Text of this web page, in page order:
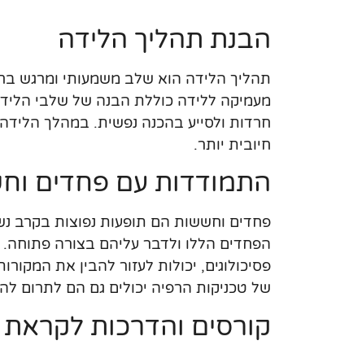
הבנת תהליך הלידה
תהליך הלידה הוא שלב משמעותי ומרגש
מעמיקה ללידה כוללת הבנה של שלבי
חרדות ולסייע בהכנה נפשית. במהלך
חיובית יותר.
התמודדות עם פחדים
פחדים וחששות הם תופעות נפוצות בקרב
הפחדים הללו ולדבר עליהם בצורה
פסיכולוגים, יכולות לעזור להבין את
של טכניקות הרפיה יכולים גם הם לתרום
קורסים והדרכות